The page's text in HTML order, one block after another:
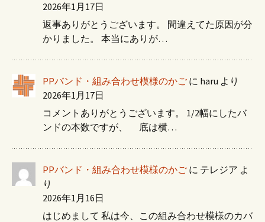
2026年1月17日
返事ありがとうございます。 間違えてた原因が分
かりました。 本当にありが…
PPバンド・組み合わせ模様のかご に haru より
2026年1月17日
コメントありがとうございます。 1/2幅にしたバ
ンドの本数ですが、 底は横…
PPバンド・組み合わせ模様のかご に テレジア よ
り
2026年1月16日
はじめまして 私は今、この組み合わせ模様のカバ